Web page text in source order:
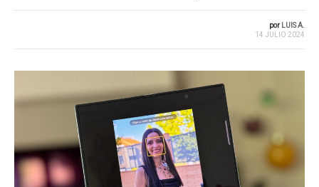
por LUIS A.
14 JULIO 2024